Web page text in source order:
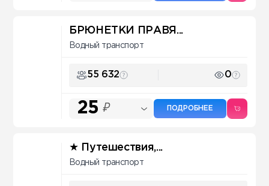
БРЮНЕТКИ ПРАВЯ...
Водный транспорт
55 632 0
25 ₽ ПОДРОБНЕЕ
★ Путешествия,...
Водный транспорт